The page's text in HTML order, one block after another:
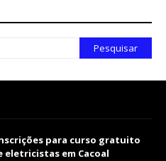
para curso gratuito
eletricistas em Cacoal